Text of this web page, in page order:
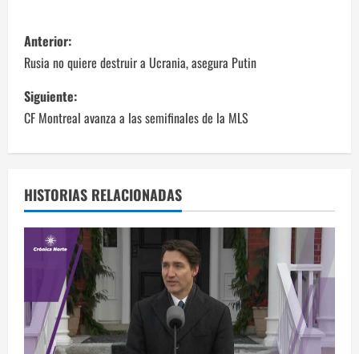
N
a
v
e
a
c
ó
n
Anterior:
Rusia no quiere destruir a Ucrania, asegura Putin
Siguiente:
CF Montreal avanza a las semifinales de la MLS
HISTORIAS RELACIONADAS